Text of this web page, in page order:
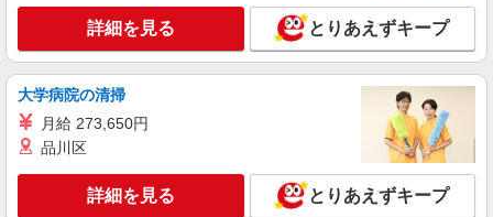
270,000円〜 ★固定残業手当：30,800円（月給に
含む） ※経験・能力考慮 ※固定残業時間は1ヶ月
あたり20時間、超過時は追加で残業手当支給 ※月
3万円まで交通費支給 ※試用期間（2〜3ヶ月）も
制手当／住宅手当（実家外かつ賃貸の場合のみ別
途支給）※試用期間明けから支給／特別手当 ※手
当の種類はエリアにより異なります。詳細は面接
時にお尋ねください。
≪横浜駅直結店≫ 神奈川県横浜市西区高島２
丁目16-1 ルミネ横浜3F
キープ 詳細を見る
正社員
Stola.（ストラ）横浜ジョイナス店
【店長候補募集】接客・販売・お店作り〜マネ
ジメントまでお任せします◎
詳細を見る とりあえずキープ
大学病院の清掃
月給 273,650円
品川区
詳細を見る とりあえずキープ